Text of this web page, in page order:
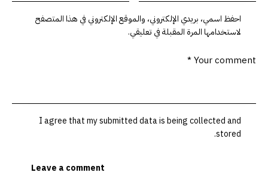
احفظ اسمي، بريدي الإلكتروني، والموقع الإلكتروني في هذا المتصفح
لاستخدامها المرة المقبلة في تعليقي.
I agree that my submitted data is being collected and
stored.